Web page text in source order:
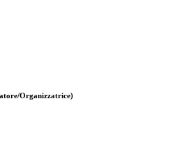
Organizzatrice)